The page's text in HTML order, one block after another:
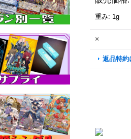
重み: 1g
×
返品特約